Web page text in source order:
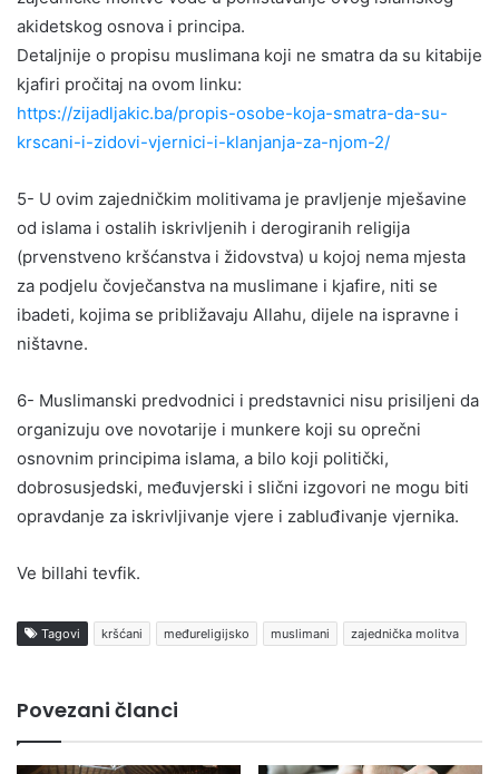
akidetskog osnova i principa.
Detaljnije o propisu muslimana koji ne smatra da su kitabije
kjafiri pročitaj na ovom linku:
https://zijadljakic.ba/propis-osobe-koja-smatra-da-su-
krscani-i-zidovi-vjernici-i-klanjanja-za-njom-2/
5- U ovim zajedničkim molitivama je pravljenje mješavine
od islama i ostalih iskrivljenih i derogiranih religija
(prvenstveno kršćanstva i židovstva) u kojoj nema mjesta
za podjelu čovječanstva na muslimane i kjafire, niti se
ibadeti, kojima se približavaju Allahu, dijele na ispravne i
ništavne.
6- Muslimanski predvodnici i predstavnici nisu prisiljeni da
organizuju ove novotarije i munkere koji su oprečni
osnovnim principima islama, a bilo koji politički,
dobrosusjedski, međuvjerski i slični izgovori ne mogu biti
opravdanje za iskrivljivanje vjere i zabluđivanje vjernika.
Ve billahi tevfik.
Tagovi kršćani međureligijsko muslimani zajednička molitva
Povezani članci